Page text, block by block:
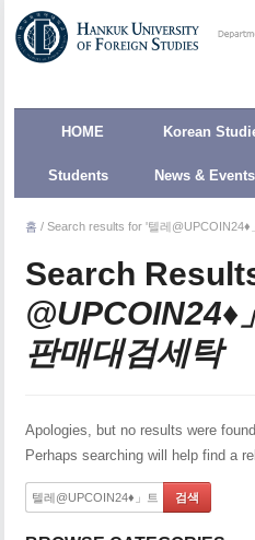
HOME Korean
Students News & Events
홈 /Search results for '텔레
Search
@UPCOIN24♦
판매대검세탁
Apologies, but no results were
Perhaps searching will help find a